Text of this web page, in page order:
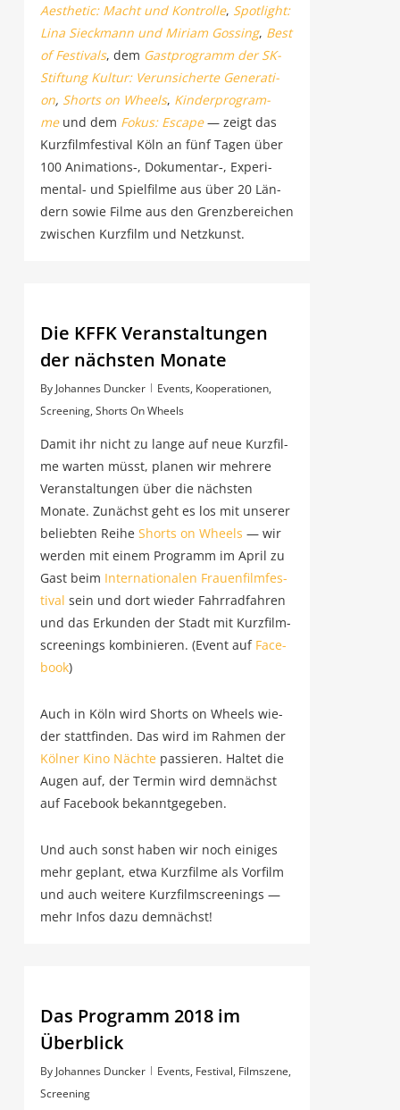
Aes­the­tic: Macht und Kon­trol­le, Spot­light:
Lina Sieck­mann und Miri­am Gos­sing, Best
of Fes­ti­vals, dem Gast­pro­gramm der SK-
Stif­tung Kul­tur: Ver­un­si­cher­te Gene­ra­ti­
on, Shorts on Wheels, Kin­der­pro­gram­
me und dem Fokus: Escape— zeigt das
Kurz­film­fes­ti­val Köln an fünf Tagen über
100 Animations‑, Dokumentar‑, Expe­ri­
men­tal- und Spiel­fil­me aus über 20 Län­
dern sowie Fil­me aus den Grenz­be­rei­chen
zwi­schen Kurz­film und Netzkunst.
Die KFFK Ver­an­stal­tun­gen
der nächs­ten Monate
By Johannes Duncker Events, Kooperationen,
Screening, Shorts On Wheels
Damit ihr nicht zu lan­ge auf neue Kurz­fil­
me war­ten müsst, pla­nen wir meh­re­re
Ver­an­stal­tun­gen über die nächs­ten
Mona­te. Zunächst geht es los mit unse­rer
belieb­ten Rei­he Shorts on Wheels — wir
wer­den mit einem Pro­gramm im April zu
Gast beim Inter­na­tio­na­len Frau­en­film­fes­
ti­val sein und dort wie­der Fahr­rad­fah­ren
und das Erkun­den der Stadt mit Kurz­film­
scree­nings kom­bi­nie­ren. (Event auf Face­
book)
Auch in Köln wird Shorts on Wheels wie­
der statt­fin­den. Das wird im Rah­men der
Köl­ner Kino Näch­tepas­sie­ren. Hal­tet die
Augen auf, der Ter­min wird dem­nächst
auf Face­book bekanntgegeben.
Und auch sonst haben wir noch eini­ges
mehr geplant, etwa Kurz­fil­me als Vor­film
und auch wei­te­re Kurz­film­scree­nings —
mehr Infos dazu demnächst!
Das Pro­gramm 2018 im
Überblick
By Johannes Duncker Events, Festival, Filmszene,
Screening